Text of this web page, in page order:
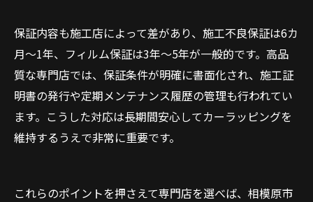
保証内容も施工店によって差があり、施工不良保証は6カ
月〜1年、フィルム保証は3年〜5年が一般的です。高品
質な専門店では、保証条件が明確に書面化され、施工証
明書の発行や定期メンテナンス履歴の管理も行われてい
ます。こうした対応は長期間安心してカーラッピングを
維持するうえで非常に重要です。
これらのポイントを押さえて専門店を選べば、相模原市